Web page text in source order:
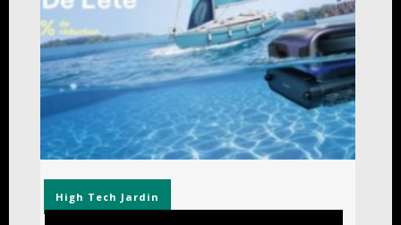
High Tech Jardin